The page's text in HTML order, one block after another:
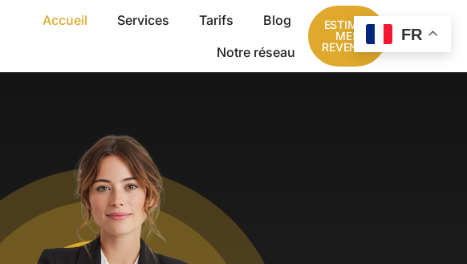
Accueil Services Tarifs
Blog
Notre réseau
ESTIMER
MES
REVENUS
FR